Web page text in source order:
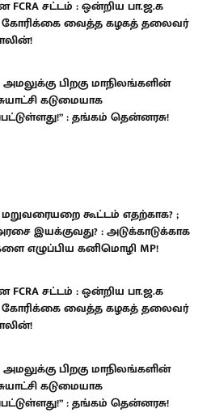
சட்டம் : ஒன்றிய பா.ஜ.க
கோரிக்கை வைத்த கழகத் தலைவர்
அமலுக்கு பிறகு மாநிலங்களின்
கடுமையாக
: தங்கம் தென்னரசு!
கூட்டம் எதற்காக? ;
இயக்குவது? : அடுக்காடுக்காக
எழுப்பிய கனிமொழி MP!
சட்டம் : ஒன்றிய பா.ஜ.க
கோரிக்கை வைத்த கழகத் தலைவர்
அமலுக்கு பிறகு மாநிலங்களின்
கடுமையாக
: தங்கம் தென்னரசு!